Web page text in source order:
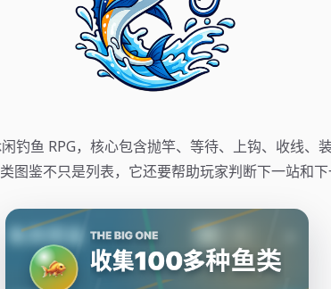
钓鱼 RPG，核心包含抛竿、等待、上钩、收线、
图鉴不只是列表，它还要帮助玩家判断下一站和下